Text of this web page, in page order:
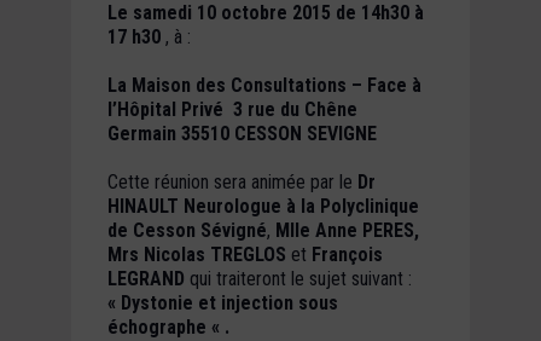
Le samedi 10 octobre 2015 de 14h30 à
17 h30 , à :
La Maison des Consultations – Face à
l’Hôpital Privé ­ 3 rue du Chêne
Germain 35510 CESSON SEVIGNE
Cette réunion sera animée par le Dr
HINAULT Neurologue à la Polyclinique
de Cesson­ Sévigné, Mlle Anne PERES,
Mrs Nicolas TREGLOS et François
LEGRAND qui traiteront le sujet suivant :
« Dystonie et injection sous
échographe « .